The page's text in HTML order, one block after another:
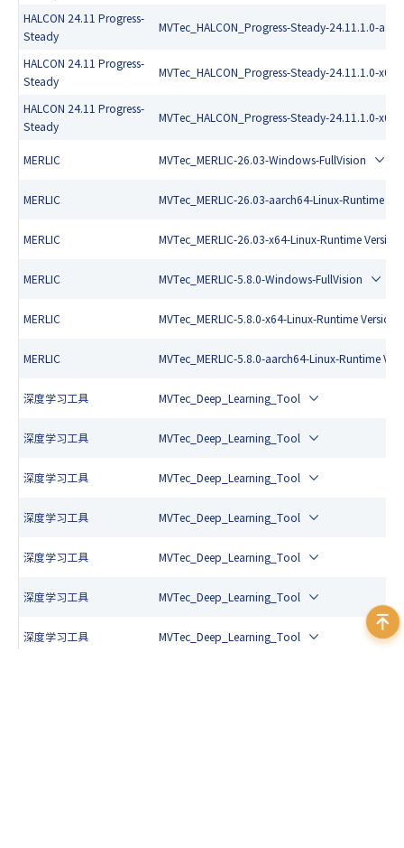
HALCON 24.11 Progress-
Steady
MVTec_HALCON_Progress-Steady-24.11.1.0-
HALCON 24.11 Progress-
Steady
MVTec_HALCON_Progress-Steady-24.11.1.0-
HALCON 24.11 Progress-
Steady
MVTec_HALCON_Progress-Steady-24.11.1.0-
MERLIC MVTec_MERLIC-26.03-Windows-FullVision
MERLIC MVTec_MERLIC-26.03-aarch64-Linux-Runtime
MERLIC MVTec_MERLIC-26.03-x64-Linux-Runtime Version
MERLIC MVTec_MERLIC-5.8.0-Windows-FullVision
MERLIC MVTec_MERLIC-5.8.0-x64-Linux-Runtime Version
MERLIC MVTec_MERLIC-5.8.0-aarch64-Linux-Runtime
深度学习工具 MVTec_Deep_Learning_Tool
深度学习工具 MVTec_Deep_Learning_Tool
深度学习工具 MVTec_Deep_Learning_Tool
深度学习工具 MVTec_Deep_Learning_Tool
深度学习工具 MVTec_Deep_Learning_Tool
深度学习工具 MVTec_Deep_Learning_Tool
深度学习工具 MVTec_Deep_Learning_Tool